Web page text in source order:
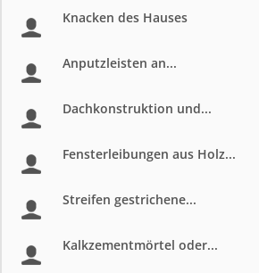
Knacken des Hauses
Anputzleisten an...
Dachkonstruktion und...
Fensterleibungen aus Holz...
Streifen gestrichene...
Kalkzementmörtel oder...